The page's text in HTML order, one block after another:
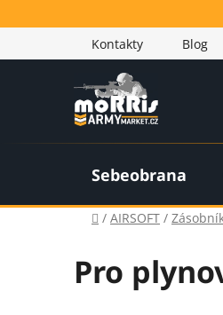
na
Kontakty
Blog
Sebeobrana
Domů
/ AIRSOFT /
Pro